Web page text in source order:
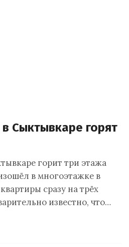
Сыктывкаре горят
горит три этажа
в многоэтажке в
сразу на трёх
известно, что…